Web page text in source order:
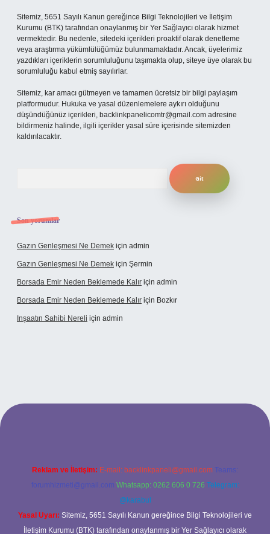
Sitemiz, 5651 Sayılı Kanun gereğince Bilgi Teknolojileri ve İletişim
Kurumu (BTK) tarafından onaylanmış bir Yer Sağlayıcı olarak hizmet
vermektedir. Bu nedenle, sitedeki içerikleri proaktif olarak denetleme
veya araştırma yükümlülüğümüz bulunmamaktadır. Ancak, üyelerimiz
yazdıkları içeriklerin sorumluluğunu taşımakta olup, siteye üye olarak bu
sorumluluğu kabul etmiş sayılırlar.
Sitemiz, kar amacı gütmeyen ve tamamen ücretsiz bir bilgi paylaşım
platformudur. Hukuka ve yasal düzenlemelere aykırı olduğunu
düşündüğünüz içerikleri, backlinkpanelicomtr@gmail.com adresine
bildirmeniz halinde, ilgili içerikler yasal süre içerisinde sitemizden
kaldırılacaktır.
Son yorumlar
Gazın Genleşmesi Ne Demek için admin
Gazın Genleşmesi Ne Demek için Şermin
Borsada Emir Neden Beklemede Kalır için admin
Borsada Emir Neden Beklemede Kalır için Bozkır
Inşaatın Sahibi Nereli için admin
www.hiltonbetx.org/
Reklam ve İletişim: E-mail: backlinkpaneli@gmail.com Teams:
forumhizmeti@gmail.com Whatsapp: 0262 606 0 726 Telegram:
@karabul
Yasal Uyarı: Sitemiz, 5651 Sayılı Kanun gereğince Bilgi Teknolojileri ve
İletişim Kurumu (BTK) tarafından onaylanmış bir Yer Sağlayıcı olarak